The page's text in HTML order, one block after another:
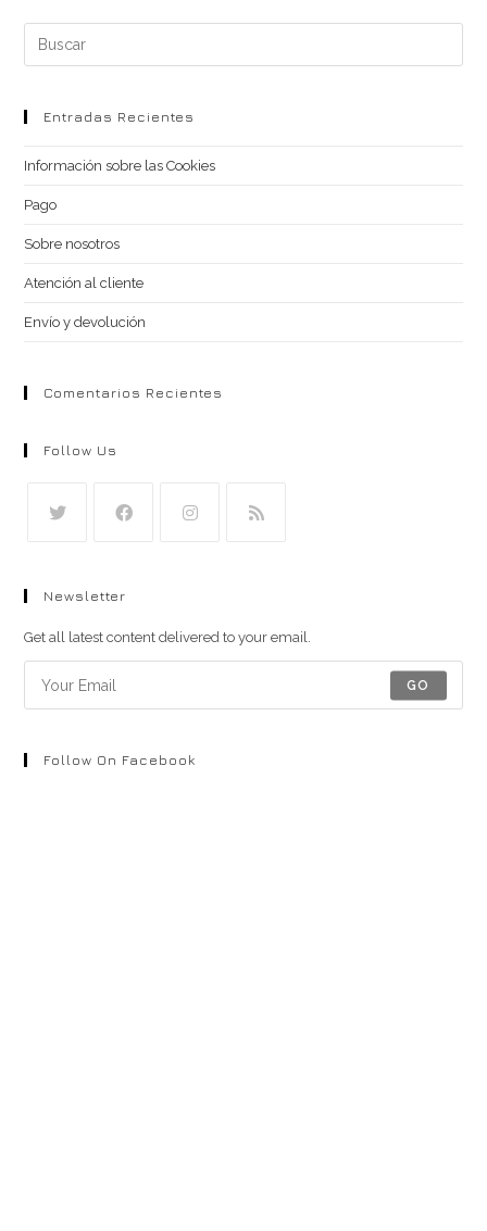
Buscar
en
webEntradas Recientes
Información sobre las Cookies
Pago
Sobre nosotros
Atención al cliente
Envío y devolución
Comentarios Recientes
Follow Us
en
una
nueva
pestaña
una
nueva
pestaña
una
nueva
una
nueva
Newsletter
Get all latest content delivered to your email.
GO
Follow On Facebook